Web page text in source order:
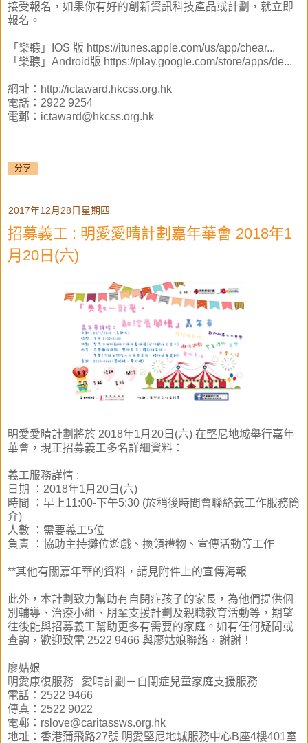
接受報名，如果你有好的創新資訊科技產品或計劃，就立即
報名。
「樂聽」IOS 版 https://itunes.apple.com/us/app/chear...
「樂聽」Android版 https://play.google.com/store/apps/de...
網址：http://ictaward.hkcss.org.hk
電話：2922 9254
電郵：ictaward@hkcss.org.hk
分享
2017年12月28日星期四
招募義工 : 明愛愛晴計劃嘉年華會 2018年1
月20日(六)
明愛愛晴計劃將於 2018年1月20日(六) 在堅尼地城舉行嘉年
華會，現正招募義工多名詳細資料：
義工服務詳情 :
日期 ：2018年1月20日(六)
時間
： 早上11:00-下午5:30 (於稍後時間會聯絡義工作服務簡
介)
人數 ： 需要義工5位
負責
： 協助主持攤位遊戲、換領禮物、宣傳活動等工作
**其他有關嘉年華的資料，請見附件上的宣傳海報
此外，本計劃致力幫助有自閉症孩子的家長，為他們提供個
別輔導、治療小組、朋輩支援計劃及親職教育活動等，期望
往後能與招募義工幫助更多有需要的家庭。 如有任何疑問或
查詢，歡迎致電 2522 9466 與廖姑娘聯絡，謝謝！
廖姑娘
明愛康復服務 愛晴計劃－自閉症兒童家庭支援服務
電話：2522 9466
傳真：2522 9022
電郵：rslove@caritassws.org.hk
地址：香港蒲飛路27號 明愛堅尼地城服務中心B座4樓401室